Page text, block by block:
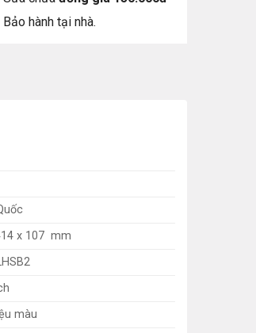
Bảo hành tại nhà.
x 107 mm
màu